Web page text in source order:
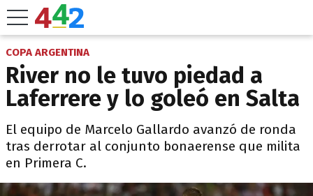
COPA ARGENTINA
River no le tuvo piedad a
Laferrere y lo goleó en Salta
El equipo de Marcelo Gallardo avanzó de ronda
tras derrotar al conjunto bonaerense que milita
en Primera C.